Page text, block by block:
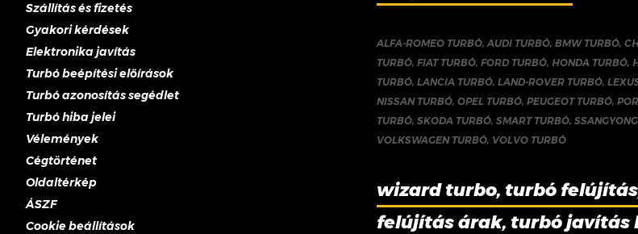
Szállítás és fizetés
Gyakori kérdések
Elektronika javítás
Turbó beépítési előírások
Turbó azonosítás segédlet
Turbó hiba jelei
Vélemények
Cégtörténet
Oldaltérkép
ÁSZF
Cookie beállítások
ALFA-ROMEO TURBÓ,AUDI TURBÓ, BMW TURBÓ,
TURBÓ, FIAT TURBÓ, FORD TURBÓ, HONDA TURBÓ,
TURBÓ, LANCIA TURBÓ, LAND-ROVER TURBÓ,
NISSAN TURBÓ, OPEL TURBÓ, PEUGEOT TURBÓ,
TURBÓ, SKODA TURBÓ, SMART TURBÓ,
VOLKSWAGEN TURBÓ, VOLVO TURBÓ
wizard turbo, turbó
felújítás árak, turbó javítás